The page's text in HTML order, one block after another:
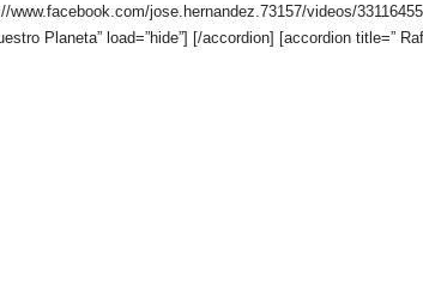
www.facebook.com/jose.hernandez.73157/videos/
Planeta” load=”hide”] [/accordion] [accordion title=”